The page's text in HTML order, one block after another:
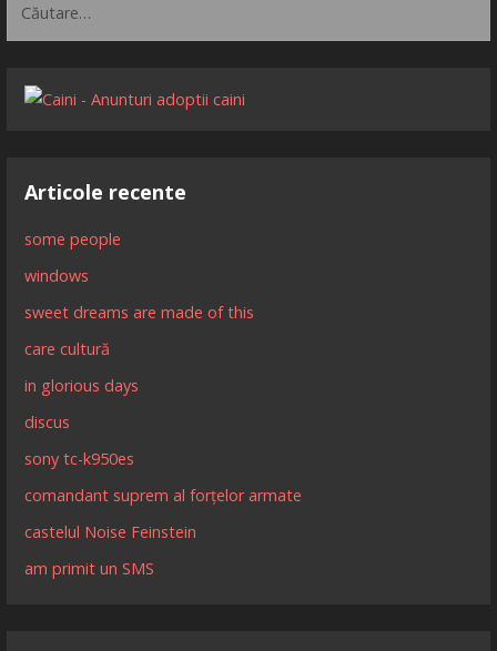
după:
Articole recente
some people
windows
sweet dreams are made of this
care cultură
in glorious days
discus
sony tc-k950es
comandant suprem al forțelor armate
castelul Noise Feinstein
am primit un SMS